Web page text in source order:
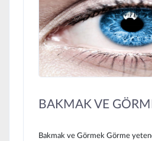
BAKMAK VE
Bakmak ve Görmek Görme